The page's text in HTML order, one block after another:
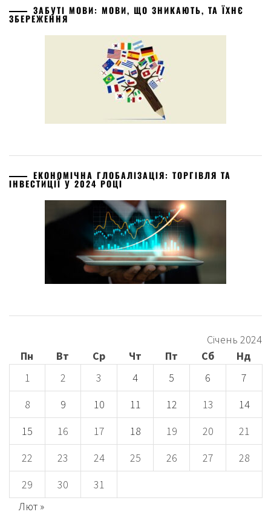
ЗАБУТІ МОВИ: МОВИ, ЩО ЗНИКАЮТЬ, ТА ЇХНЄ
ЗБЕРЕЖЕННЯ
ЕКОНОМІЧНА ГЛОБАЛІЗАЦІЯ: ТОРГІВЛЯ ТА
ІНВЕСТИЦІЇ У 2024 РОЦІ
Січень 2024
Пн
Вт Ср Чт Пт Сб
Нд
1
2 3 4 5 6
7
8
9 10 11 12 13
14
15
16 17 18 19 20
21
22
23 24 25 26 27
28
29
30
31
Лют »